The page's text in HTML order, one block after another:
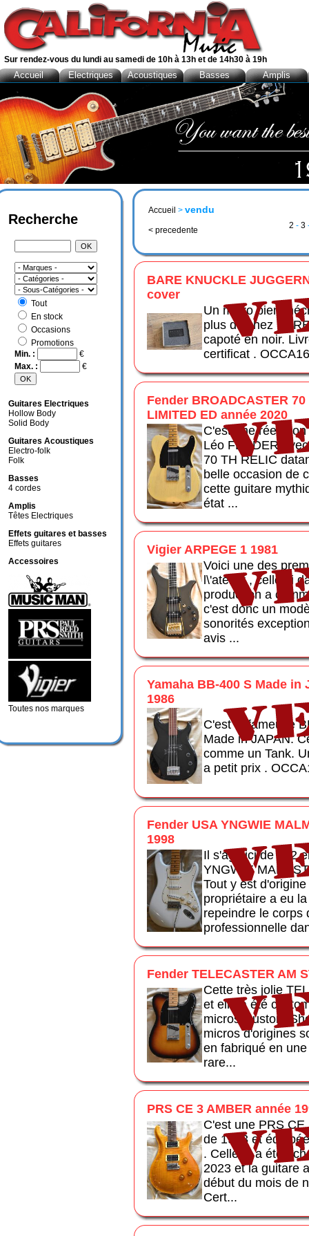
Accueil > vendu
< precedente 2 - 3
BARE KNUCKLE
cover
Un micro bien
plus de chez
capoté en noir.
certificat .
Fender BROADCASTER
LIMITED ED année 2020
C'est une
Léo FENDER
70 TH RELIC
belle occasion de
cette guitare
état ...
Vigier ARPEGE 1 1981
Voici une des
l\'atelier , celle ci
production a
c'est donc un
sonorités
avis ...
Yamaha BB-400 S Made in
1986
C'est la fameuse
Made in JAPAN.
comme un Tank.
a petit prix .
Fender USA YNGWIE
1998
Il s'agit ici de la 2
YNGWIE
Tout y est
propriétaire a eu
repeindre le corps
professionnelle
Fender TELECASTER AM
Cette très jolie
et elle a été
micros Custom
micros d'origines
en fabriqué en
rare...
PRS CE 3 AMBER année
C'est une PRS
de 1993 et
. Celle-ci a été
2023 et la guitare
début du mois de
Cert...
Recherche
Tout
En stock
Occasions
Promotions
Min. :
€
Max. :
€
Guitares Electriques
Hollow Body
Solid Body
Guitares Acoustiques
Electro-folk
Folk
Basses
4 cordes
Amplis
Têtes Electriques
Effets guitares et basses
Effets guitares
Accessoires
Toutes nos marques
Sur rendez-vous du lundi au samedi de 10h à 13h et de 14h30 à 19h
Accueil Electriques Acoustiques Basses Amplis